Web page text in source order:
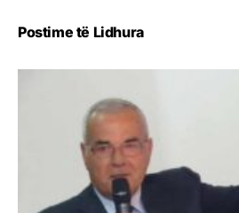
Postime të Lidhura